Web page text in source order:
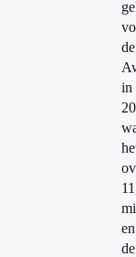
de
in
en
de